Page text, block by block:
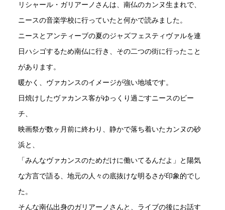
リシャール・ガリアーノさんは、南仏のカンヌ生まれで、
ニースの音楽学校に行っていたと何かで読みました。
ニースとアンティーブの夏のジャズフェスティヴァルを連
日ハシゴするため南仏に行き、その二つの街に行ったこと
があります。
暖かく、ヴァカンスのイメージが強い地域です。
日焼けしたヴァカンス客がゆっくり過ごすニースのビー
チ、
映画祭が数ヶ月前に終わり、静かで落ち着いたカンヌの砂
浜と、
「みんなヴァカンスのためだけに働いてるんだよ」と陽気
な方言で語る、地元の人々の底抜けな明るさが印象的でし
た。
そんな南仏出身のガリアーノさんと、ライブの後にお話す